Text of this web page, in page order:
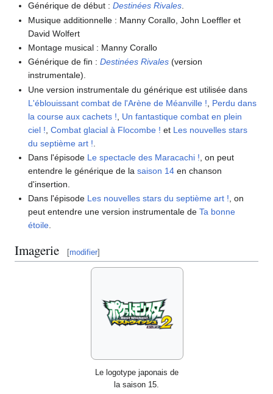
Générique de début :Destinées Rivales
Musique additionnelle : Manny Corallo, John Loeffler et
David Wolfert
Montage musical : Manny Corallo
Générique de fin :Destinées Rivales (version
instrumentale).
Une version instrumentale du générique est utilisée dans
L'éblouissant combat de l'Arène de Méanville !
Perdu dans
la course aux cachets !
Un fantastique combat en plein
ciel ! ,Combat glacial à Flocombe ! et Les nouvelles stars
du septième art !
Dans l'épisode Le spectacle des Maracachi ! , on peut
entendre le générique de lasaison 14 en chanson
d'insertion.
Dans l'épisode Les nouvelles stars du septième art !, on
peut entendre une version instrumentale deTa bonne
étoile.
Imagerie [modifier]
Le logotype japonais de
la saison 15.